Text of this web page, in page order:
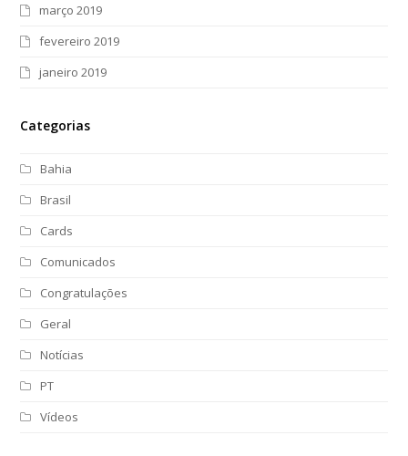
março 2019
fevereiro 2019
janeiro 2019
Categorias
Bahia
Brasil
Cards
Comunicados
Congratulações
Geral
Notícias
PT
Vídeos